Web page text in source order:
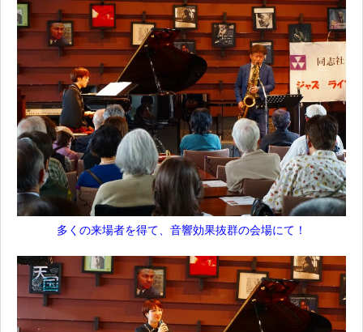
多くの来場者を得て、音響効果抜群の会場にて！